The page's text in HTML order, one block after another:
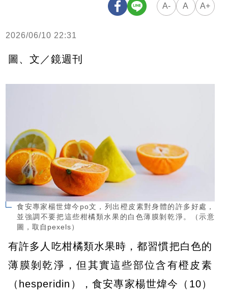
A- A A+
2026/06/10 22:31
圖、文／鏡週刊
食安專家楊世煒今po文，列出橙皮素對身體的許多好處，
並強調不要把這些柑橘類水果的白色薄膜剝乾淨。（示意
圖，取自pexels）
有許多人吃柑橘類水果時，都習慣把白色的
薄膜剝乾淨，但其實這些部位含有橙皮素
（hesperidin），食安專家楊世煒今（10）